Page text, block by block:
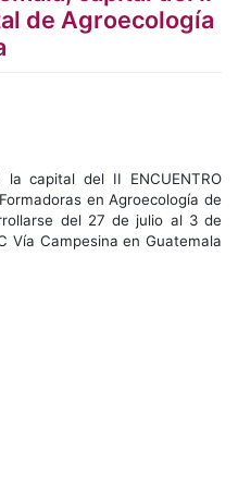
de Agroecología
la capital del II ENCUENTRO
en Agroecología de
del 27 de julio al 3 de
Vía Campesina en Guatemala